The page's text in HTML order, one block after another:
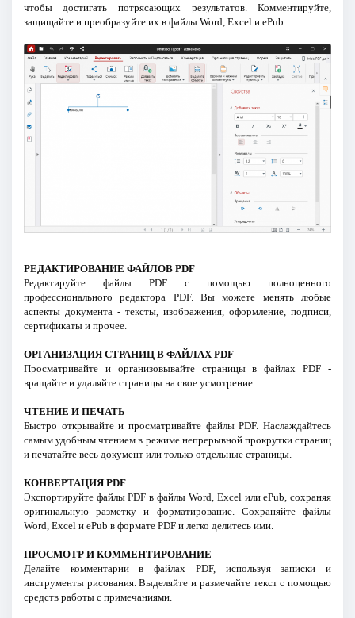
чтобы достигать потрясающих результатов. Комментируйте,
защищайте и преобразуйте их в файлы Word, Excel и ePub.
РЕДАКТИРОВАНИЕ ФАЙЛОВ PDF
Редактируйте файлы PDF с помощью полноценного
профессионального редактора PDF. Вы можете менять любые
аспекты документа - тексты, изображения, оформление, подписи,
сертификаты и прочее.
ОРГАНИЗАЦИЯ СТРАНИЦ В ФАЙЛАХ PDF
Просматривайте и организовывайте страницы в файлах PDF -
вращайте и удаляйте страницы на свое усмотрение.
ЧТЕНИЕ И ПЕЧАТЬ
Быстро открывайте и просматривайте файлы PDF. Наслаждайтесь
самым удобным чтением в режиме непрерывной прокрутки страниц
и печатайте весь документ или только отдельные страницы.
КОНВЕРТАЦИЯ PDF
Экспортируйте файлы PDF в файлы Word, Excel или ePub, сохраняя
оригинальную разметку и форматирование. Сохраняйте файлы
Word, Excel и ePub в формате PDF и легко делитесь ими.
ПРОСМОТР И КОММЕНТИРОВАНИЕ
Делайте комментарии в файлах PDF, используя записки и
инструменты рисования. Выделяйте и размечайте текст с помощью
средств работы с примечаниями.